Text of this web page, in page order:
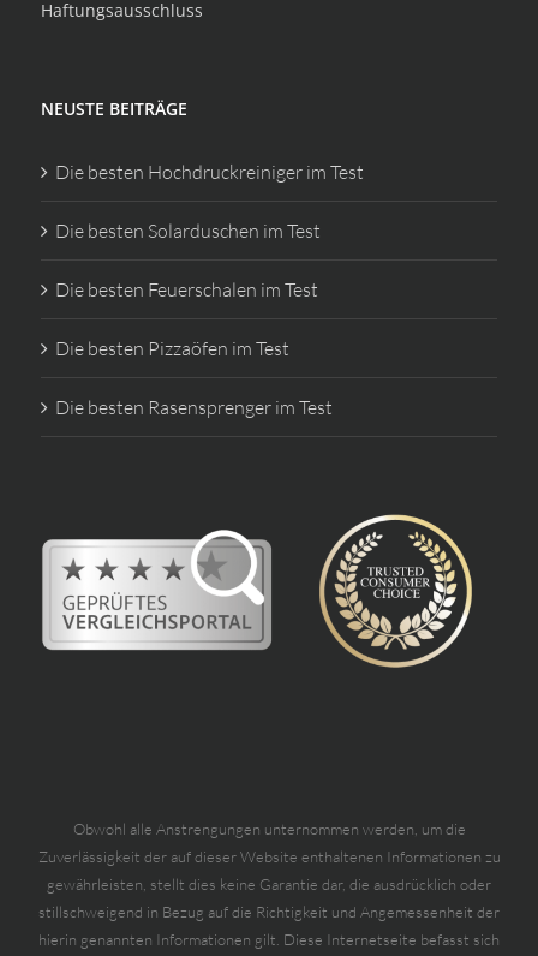
Haftungsausschluss
NEUSTE BEITRÄGE
Die besten Hochdruckreiniger im Test
Die besten Solarduschen im Test
Die besten Feuerschalen im Test
Die besten Pizzaöfen im Test
Die besten Rasensprenger im Test
Obwohl alle Anstrengungen unternommen werden, um die
Zuverlässigkeit der auf dieser Website enthaltenen Informationen zu
gewährleisten, stellt dies keine Garantie dar, die ausdrücklich oder
stillschweigend in Bezug auf die Richtigkeit und Angemessenheit der
hierin genannten Informationen gilt. Diese Internetseite befasst sich